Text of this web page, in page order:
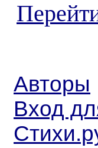
Авторы
Вход